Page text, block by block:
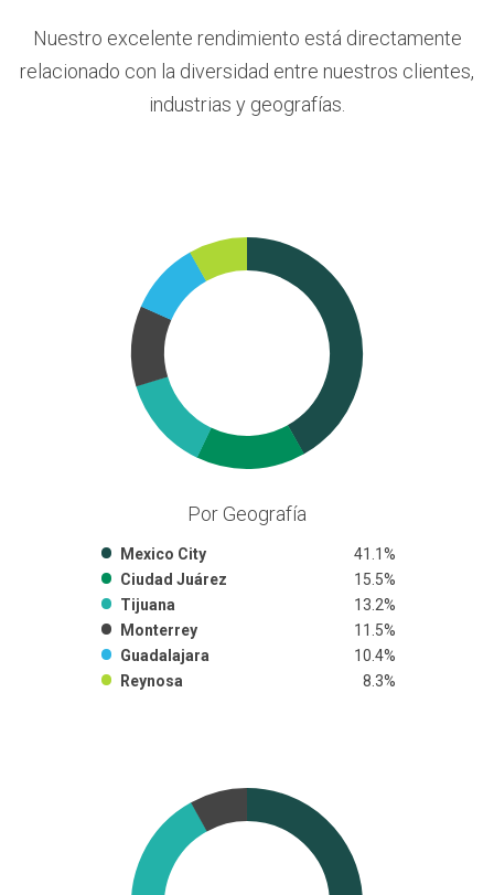
Nuestro excelente rendimiento está directamente
relacionado con la diversidad entre nuestros clientes,
industrias y geografías.
Por Geografía
Mexico City
41.1%
Ciudad Juárez
15.5%
Tijuana
13.2%
Monterrey
11.5%
Guadalajara
10.4%
Reynosa
8.3%